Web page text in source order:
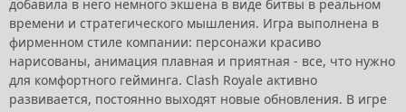
добавила в него немного экшена в виде битвы в реальном
времени и стратегического мышления. Игра выполнена в
фирменном стиле компании: персонажи красиво
нарисованы, анимация плавная и приятная - все, что нужно
для комфортного гейминга. Clash Royale активно
развивается, постоянно выходят новые обновления. В игре